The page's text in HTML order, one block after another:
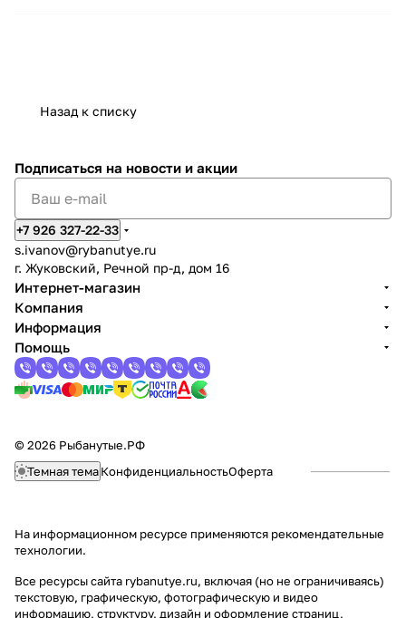
Назад к списку
Подписаться на новости и акции
+7 926 327-22-33
s.ivanov@rybanutye.ru
г. Жуковский, Речной пр-д, дом 16
Интернет-магазин
Компания
Информация
Помощь
© 2026 Рыбанутые.РФ
Темная темаКонфиденциальностьОферта
На информационном ресурсе применяются рекомендательные
технологии.
Все ресурсы сайта rybanutye.ru, включая (но не ограничиваясь)
текстовую, графическую, фотографическую и видео
информацию, структуру, дизайн и оформление страниц,